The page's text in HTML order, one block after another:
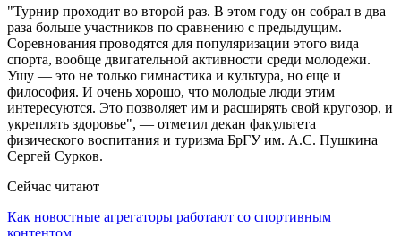
"Турнир проходит во второй раз. В этом году он собрал в два
раза больше участников по сравнению с предыдущим.
Соревнования проводятся для популяризации этого вида
спорта, вообще двигательной активности среди молодежи.
Ушу — это не только гимнастика и культура, но еще и
философия. И очень хорошо, что молодые люди этим
интересуются. Это позволяет им и расширять свой кругозор, и
укреплять здоровье", — отметил декан факультета
физического воспитания и туризма БрГУ им. А.С. Пушкина
Сергей Сурков.
Сейчас читают
Как новостные агрегаторы работают со спортивным
контентом